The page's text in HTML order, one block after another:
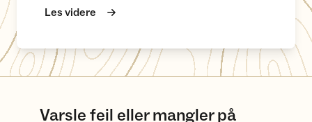
Les videre
Varsle feil eller mangler på